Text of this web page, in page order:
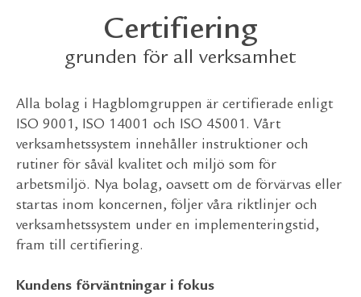
Certifiering
grunden för all verksamhet
Alla bolag i Hagblomgruppen är certifierade enligt
ISO 9001, ISO 14001 och ISO 45001. Vårt
verksamhetssystem innehåller instruktioner och
rutiner för såväl kvalitet och miljö som för
arbetsmiljö. Nya bolag, oavsett om de förvärvas eller
startas inom koncernen, följer våra riktlinjer och
verksamhetssystem under en implementeringstid,
fram till certifiering.
Kundens förväntningar i fokus